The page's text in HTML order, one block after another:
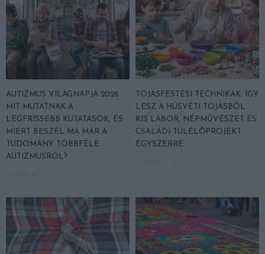
AUTIZMUS VILÁGNAPJA 2026:
MIT MUTATNAK A
LEGFRISSEBB KUTATÁSOK, ÉS
MIÉRT BESZÉL MA MÁR A
TUDOMÁNY TÖBBFÉLE
AUTIZMUSRÓL?
TOJÁSFESTÉSI TECHNIKÁK: ÍGY
LESZ A HÚSVÉTI TOJÁSBÓL
KIS LABOR, NÉPMŰVÉSZET ÉS
CSALÁDI TÚLÉLŐPROJEKT
EGYSZERRE